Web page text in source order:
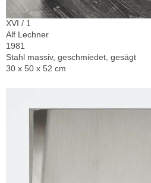
XVI / 1
Alf Lechner
1981
Stahl massiv, geschmiedet, gesägt
30 x 50 x 52 cm